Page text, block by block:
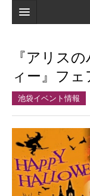
検索
店舗・施設最新
マイページ
ブックマーク
『アリス
ィー』フェ
池袋イベント情報